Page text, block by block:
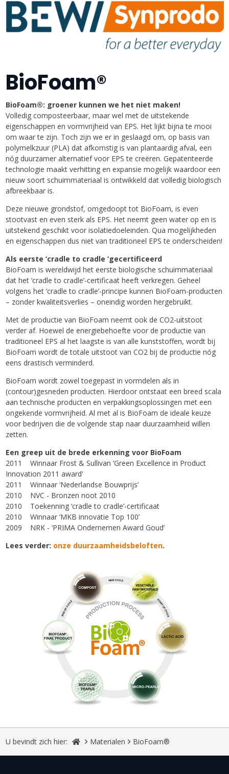
BioFoam®
BioFoam®: groener kunnen we het niet maken!
Volledig composteerbaar, maar wel met de uitstekende
eigenschappen en vormvrijheid van EPS. Het lijkt bijna te mooi
om waar te zijn. Toch zijn we er in geslaagd om, op basis van
polymelkzuur (PLA) dat afkomstig is van plantaardig afval, een
nóg duurzamer alternatief voor EPS te creëren. Gepatenteerde
technologie maakt verhitting en expansie mogelijk waardoor een
nieuw soort schuimmateriaal is ontwikkeld dat volledig biologisch
afbreekbaar is.
Deze nieuwe grondstof, omgedoopt tot BioFoam, is even
stootvast en even sterk als EPS. Het neemt geen water op en is
uitstekend geschikt voor isolatiedoeleinden. Qua mogelijkheden
en eigenschappen dus niet van traditioneel EPS te onderscheiden!
Als eerste ‘cradle to cradle ‘gecertificeerd
BioFoam is wereldwijd het eerste biologische schuimmateriaal
dat het ‘cradle to cradle’-certificaat heeft verkregen. Geheel
volgens het ‘cradle to cradle’-principe kunnen BioFoam-producten
– zonder kwaliteitsverlies – oneindig worden hergebruikt.
Met de productie van BioFoam neemt ook de CO2-uitstoot
verder af. Hoewel de energiebehoefte voor de productie van
traditioneel EPS al het laagste is van alle kunststoffen, wordt bij
BioFoam wordt de totale uitstoot van CO2 bij de productie nóg
eens drastisch verminderd.
BioFoam wordt zowel toegepast in vormdelen als in
(contour)gesneden producten. Hierdoor ontstaat een breed scala
aan technische producten en verpakkingsoplossingen met een
ongekende vormvrijheid. Al met al is BioFoam de ideale keuze
voor bedrijven die de volgende stap naar duurzaamheid willen
zetten.
Een greep uit de brede erkenning voor BioFoam
2011 Winnaar Frost & Sullivan ‘Green Excellence in Product
Innovation 2011 award'
2011 Winnaar ‘Nederlandse Bouwprijs’
2010 NVC - Bronzen noot 2010
2010 Toekenning ‘cradle to cradle’-certificaat
2010 Winnaar ‘MKB innovatie Top 100’
2009 NRK - ‘PRIMA Ondernemen Award Goud’
Lees verder: onze duurzaamheidsbeloften.
U bevindt zich hier: Materialen BioFoam®